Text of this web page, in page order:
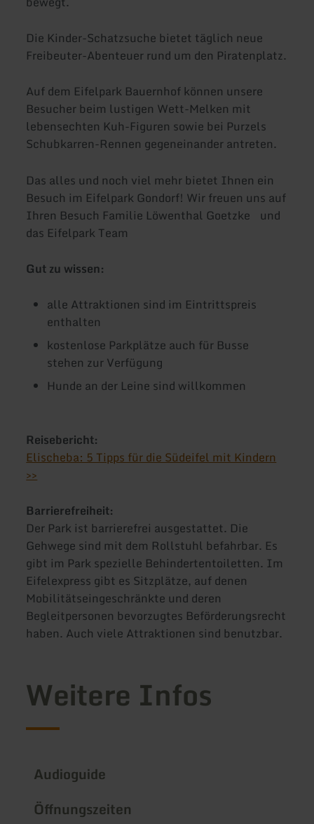
Die Kinder-Schatzsuche bietet täglich neue
Freibeuter-Abenteuer rund um den Piratenplatz.
Auf dem Eifelpark Bauernhof können unsere
Besucher beim lustigen Wett-Melken mit
lebensechten Kuh-Figuren sowie bei Purzels
Schubkarren-Rennen gegeneinander antreten.
Das alles und noch viel mehr bietet Ihnen ein
Besuch im Eifelpark Gondorf! Wir freuen uns auf
Ihren Besuch Familie Löwenthal Goetzke und
das Eifelpark Team
Gut zu wissen:
alle Attraktionen sind im Eintrittspreis
enthalten
kostenlose Parkplätze auch für Busse
stehen zur Verfügung
Hunde an der Leine sind willkommen
Reisebericht:
Elischeba: 5 Tipps für die Südeifel mit Kindern
>>
Barrierefreiheit:
Der Park ist barrierefrei ausgestattet. Die
Gehwege sind mit dem Rollstuhl befahrbar. Es
gibt im Park spezielle Behindertentoiletten. Im
Eifelexpress gibt es Sitzplätze, auf denen
Mobilitätseingeschränkte und deren
Begleitpersonen bevorzugtes Beförderungsrecht
haben. Auch viele Attraktionen sind benutzbar.
Weitere Infos
Audioguide
Öffnungszeiten